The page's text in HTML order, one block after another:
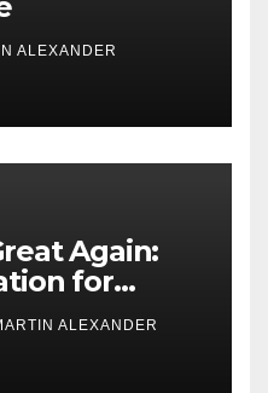
ALEXANDER
Again:
for
andALEXANDER